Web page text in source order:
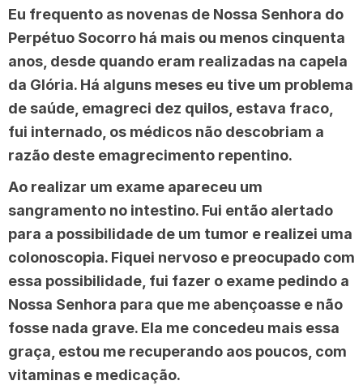
Eu frequento as novenas de Nossa Senhora do
Perpétuo Socorro há mais ou menos cinquenta
anos, desde quando eram realizadas na capela
da Glória. Há alguns meses eu tive um problema
de saúde, emagreci dez quilos, estava fraco,
fui internado, os médicos não descobriam a
razão deste emagrecimento repentino.
Ao realizar um exame apareceu um
sangramento no intestino. Fui então alertado
para a possibilidade de um tumor e realizei uma
colonoscopia. Fiquei nervoso e preocupado com
essa possibilidade, fui fazer o exame pedindo a
Nossa Senhora para que me abençoasse e não
fosse nada grave. Ela me concedeu mais essa
graça, estou me recuperando aos poucos, com
vitaminas e medicação.